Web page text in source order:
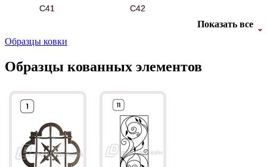
БУК БАВАРИЯ
C41 C42
C43 C44
Показать все
Образцы ковки
Образцы кованных элементов